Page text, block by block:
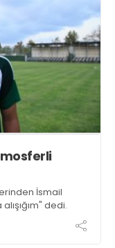
İsmail
dedi.